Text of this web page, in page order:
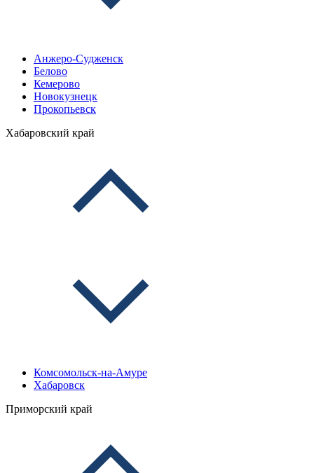
Анжеро-Судженск
Белово
Кемерово
Новокузнецк
Прокопьевск
Хабаровский край
Комсомольск-на-Амуре
Хабаровск
Приморский край